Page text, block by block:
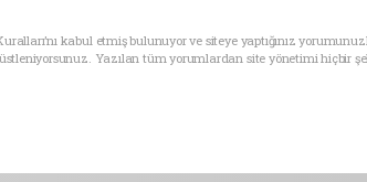
kabul etmiş bulunuyor ve siteye yaptığınız
Yazılan tüm yorumlardan site yönetimi hiçbir